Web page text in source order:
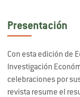
Presentación
Con esta edición de
Investigación
celebraciones por
revista resume el